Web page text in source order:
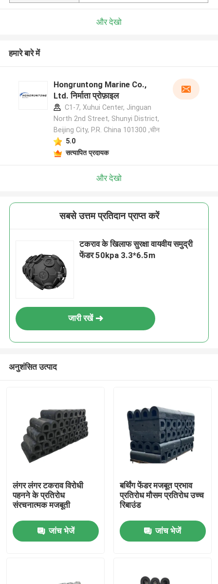
और देखो
हमारे बारे में
Hongruntong Marine Co.,
Ltd. निर्माता प्रोफ़ाइल
C1-7, Xuhui Center, Jinguan
North 2nd Street, Shunyi District,
Beijing City, P.R. China 101300 ,चीन
5.0
सत्यापित प्रदायक
और देखो
सबसे उत्तम प्रतिदान प्राप्त करें
टकराव के खिलाफ सुरक्षा वायवीय समुद्री
फेंडर 50kpa 3.3*6.5m
जारी रखें
अनुशंसित उत्पाद
लंगर लंगर टकराव विरोधी
पहनने के प्रतिरोध
संरचनात्मक मजबूती
जांच भेजें
बर्थिंग फेंडर मजबूत प्रभाव
प्रतिरोध मौसम प्रतिरोध उच्च
रिबाउंड
जांच भेजें